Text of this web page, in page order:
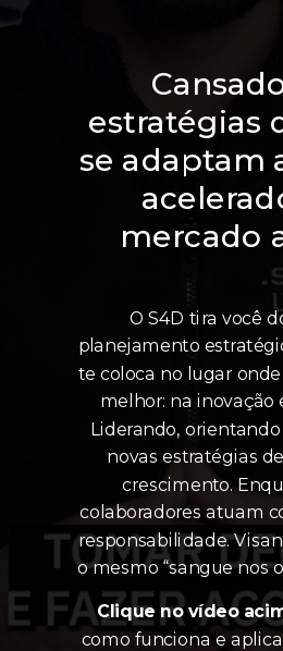
estratégias
se adaptam
mercado
O S4D tira você
planejamento
te coloca no lugar
melhor: na inovação
Liderando,
novas estratégias
crescimento.
colaboradores atuam
responsabilidade.
o mesmo “sangue nos
Clique no vídeo
como funciona e